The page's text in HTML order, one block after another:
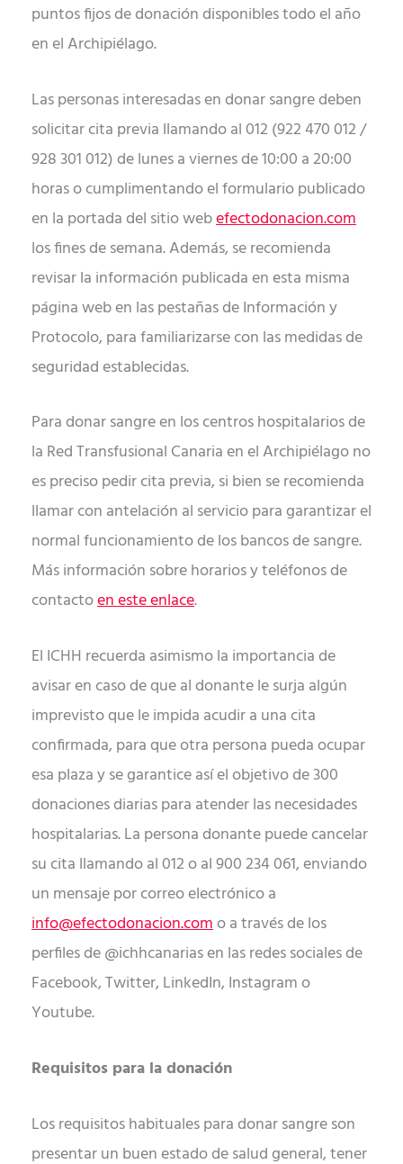
puntos fijos de donación disponibles todo el año
en el Archipiélago.
Las personas interesadas en donar sangre deben
solicitar cita previa llamando al 012 (922 470 012 /
928 301 012) de lunes a viernes de 10:00 a 20:00
horas o cumplimentando el formulario publicado
en la portada del sitio webefectodonacion.com
los fines de semana. Además, se recomienda
revisar la información publicada en esta misma
página web en las pestañas de Información y
Protocolo, para familiarizarse con las medidas de
seguridad establecidas.
Para donar sangre en los centros hospitalarios de
la Red Transfusional Canaria en el Archipiélago no
es preciso pedir cita previa, si bien se recomienda
llamar con antelación al servicio para garantizar el
normal funcionamiento de los bancos de sangre.
Más información sobre horarios y teléfonos de
contactoen este enlace.
El ICHH recuerda asimismo la importancia de
avisar en caso de que al donante le surja algún
imprevisto que le impida acudir a una cita
confirmada, para que otra persona pueda ocupar
esa plaza y se garantice así el objetivo de 300
donaciones diarias para atender las necesidades
hospitalarias. La persona donante puede cancelar
su cita llamando al 012 o al 900 234 061, enviando
un mensaje por correo electrónico a
info@efectodonacion.como a través de los
perfiles de @ichhcanarias en las redes sociales de
Facebook, Twitter, LinkedIn, Instagram o
Youtube.
Requisitos para la donación
Los requisitos habituales para donar sangre son
presentar un buen estado de salud general, tener